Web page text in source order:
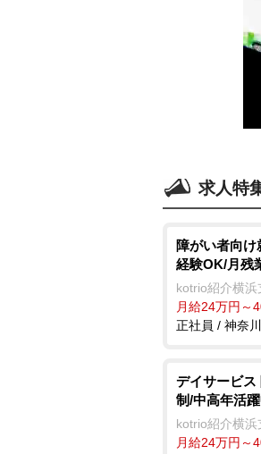
求人特
障がい者向
経験OK/月残
kotrio紹介横浜
月給24万円～
正社員 / 神奈
デイサービス
制/中高年活
kotrio紹介横浜
月給24万円～